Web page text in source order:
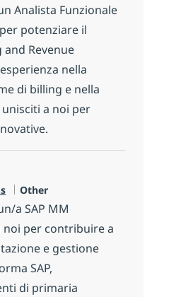
Analista Funzionale
potenziare il
Revenue
nella
di billing e nella
a noi per
Category
Other
a SAP MM
noi per contribuire a
e gestione
SAP,
di primaria